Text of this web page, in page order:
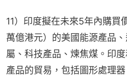
11）印度擬在未來5年內購
萬億港元）的美國能源產品
屬、科技產品、煉焦煤。印
產品的貿易，包括圖形處理